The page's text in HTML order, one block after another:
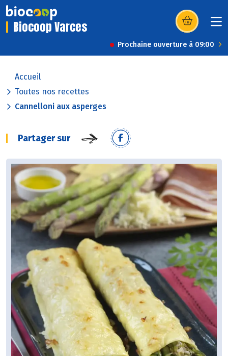
Biocoop Varces (s’ouvre dans
Prochaine ouverture à 09:00
Accueil
Toutes nos recettes
Cannelloni aux asperges
Partager sur